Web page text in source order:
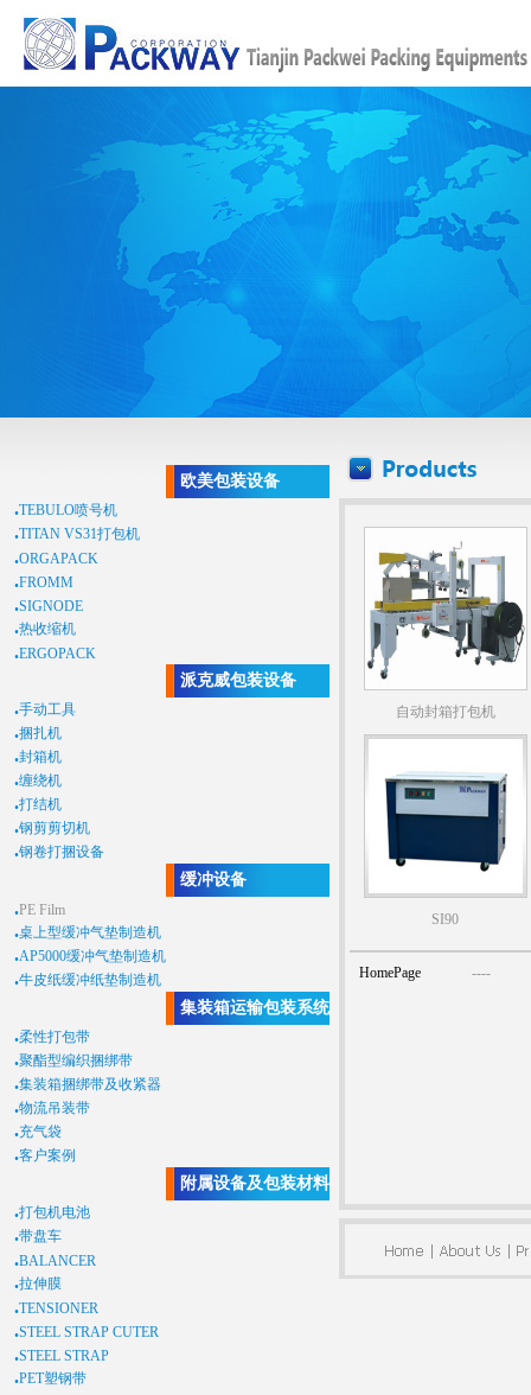
欧美包装设备
.TEBULO喷号机
.TITAN VS31打包机
.ORGAPACK
.FROMM
.SIGNODE
.热收缩机
.ERGOPACK
派克威包装设备
.手动工具
.捆扎机
.封箱机
.缠绕机
.打结机
.钢剪剪切机
.钢卷打捆设备
缓冲设备
.PE Film
.桌上型缓冲气垫制造机
.AP5000缓冲气垫制造机
.牛皮纸缓冲纸垫制造机
集装箱运输包装系统
.柔性打包带
.聚酯型编织捆绑带
.集装箱捆绑带及收紧器
.物流吊装带
.充气袋
.客户案例
附属设备及包装材料
.打包机电池
.带盘车
.BALANCER
.拉伸膜
.TENSIONER
.STEEL STRAP CUTER
.STEEL STRAP
.PET塑钢带
自动封箱打包机
SI90
HomePage ----